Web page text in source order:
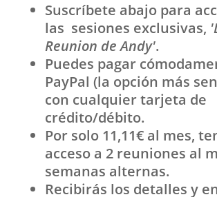
Suscríbete abajo para
las sesiones exclusivas,
Reunion de Andy'.
Puedes pagar
PayPal (la opción más
con cualquier tarjeta de
crédito/débito.
Por solo 11,11€ al mes,
acceso a 2 reuniones al
semanas alternas.
Recibirás los detalles y